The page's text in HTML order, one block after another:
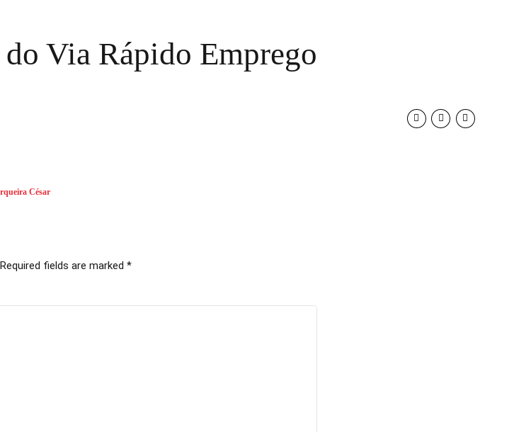
Via Rápido Emprego
César
fields are marked *